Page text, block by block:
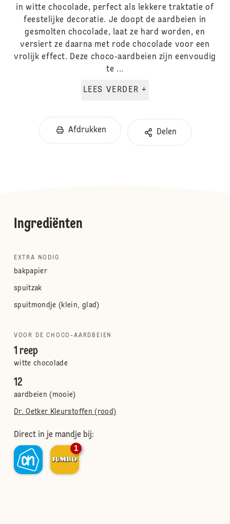
in witte chocolade, perfect als lekkere traktatie of
feestelijke decoratie. Je doopt de aardbeien in
gesmolten chocolade, laat ze hard worden, en
versiert ze daarna met rode chocolade voor een
vrolijk effect. Deze choco-aardbeien zijn eenvoudig
te ...
LEES VERDER +
Afdrukken Delen
Ingrediënten
EXTRA NODIG
bakpapier
spuitzak
spuitmondje (klein, glad)
VOOR DE CHOCO-AARDBEIEN
1 reep
witte chocolade
12
aardbeien (mooie)
Dr. Oetker Kleurstoffen (rood)
Direct in je mandje bij:
1